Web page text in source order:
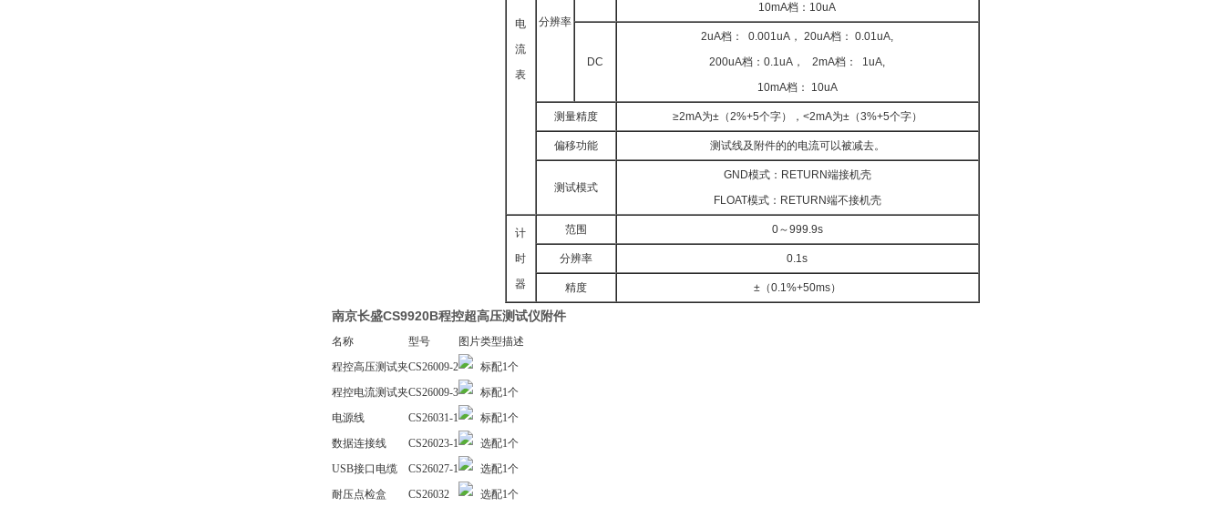
电
流
表
分辨率
10mA档：10uA
DC
2uA档： 0.001uA， 20uA档： 0.01uA,
200uA档：0.1uA， 2mA档： 1uA,
10mA档： 10uA
测量精度 ≥2mA为±（2%+5个字），<2mA为±（3%+5个字）
偏移功能 测试线及附件的的电流可以被减去。
测试模式
GND模式：RETURN端接机壳
FLOAT模式：RETURN端不接机壳
计
时
器
范围 0～999.9s
分辨率 0.1s
精度 ±（0.1%+50ms）
南京长盛CS9920B程控超高压测试仪附件
名称 型号 图片类型描述
程控高压测试夹CS26009-2 标配1个
程控电流测试夹CS26009-3 标配1个
电源线
CS26031-1 标配1个
数据连接线
CS26023-1 选配1个
USB接口电缆
CS26027-1 选配1个
耐压点检盒
CS26032 选配1个